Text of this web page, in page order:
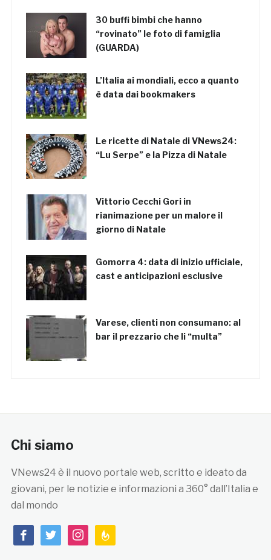
30 buffi bimbi che hanno
“rovinato” le foto di famiglia
(GUARDA)
L’Italia ai mondiali, ecco a quanto
è data dai bookmakers
Le ricette di Natale di VNews24:
“Lu Serpe” e la Pizza di Natale
Vittorio Cecchi Gori in
rianimazione per un malore il
giorno di Natale
Gomorra 4: data di inizio ufficiale,
cast e anticipazioni esclusive
Varese, clienti non consumano: al
bar il prezzario che li “multa”
Chi siamo
VNews24 è il nuovo portale web, scritto e ideato da
giovani, per le notizie e informazioni a 360° dall’Italia e
dal mondo
facebooktwitterinstagramfeedburner